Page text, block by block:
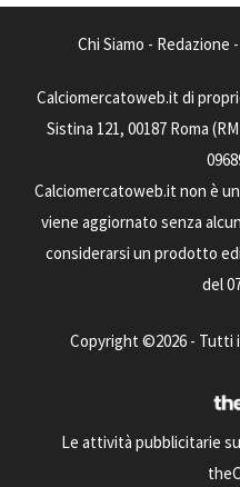
Chi Siamo - Redazione -
Calciomercatoweb.it di
Sistina 121, 00187 Roma
Calciomercatoweb.it non è
viene aggiornato senza
considerarsi un prodotto
del
Copyright ©2026 - Tutti
Le attività pubblicitarie